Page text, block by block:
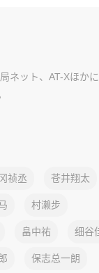
ネット、AT-Xほか
祯丞 苍井翔太
村濑步
畠中祐 细谷
保志总一朗